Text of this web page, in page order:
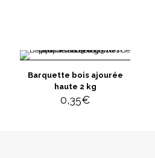
Barquette bois ajourée
haute 2 kg
0,35€